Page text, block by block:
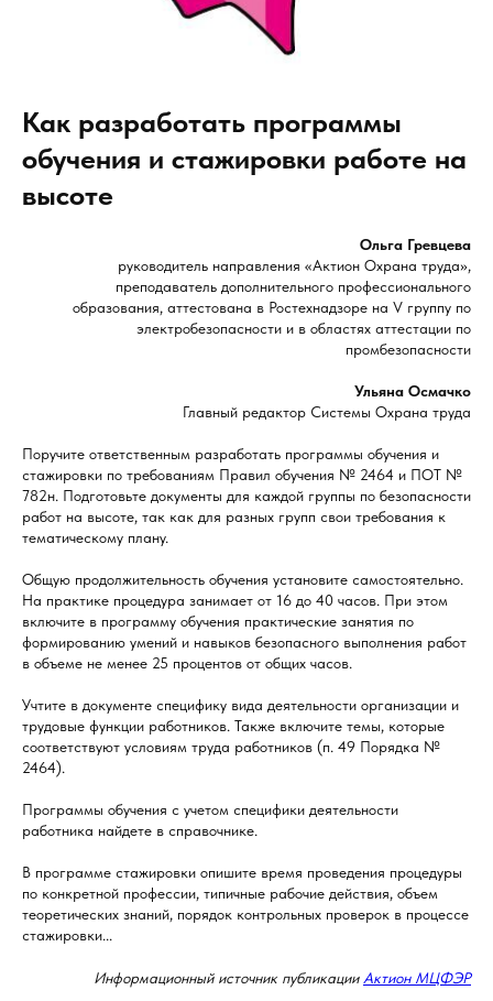
Как разработать программы
обучения и стажировки работе на
высоте
Ольга Гревцева
руководитель направления «Актион Охрана труда»,
преподаватель дополнительного профессионального
образования, аттестована в Ростехнадзоре на V группу по
электробезопасности и в областях аттестации по
промбезопасности
Ульяна Осмачко
Главный редактор Системы Охрана труда
Поручите ответственным разработать программы обучения и
стажировки по требованиям Правил обучения № 2464 и ПОТ №
782н. Подготовьте документы для каждой группы по безопасности
работ на высоте, так как для разных групп свои требования к
тематическому плану.
Общую продолжительность обучения установите самостоятельно.
На практике процедура занимает от 16 до 40 часов. При этом
включите в программу обучения практические занятия по
формированию умений и навыков безопасного выполнения работ
в объеме не менее 25 процентов от общих часов.
Учтите в документе специфику вида деятельности организации и
трудовые функции работников. Также включите темы, которые
соответствуют условиям труда работников (п. 49 Порядка №
2464).
Программы обучения с учетом специфики деятельности
работника найдете в справочнике.
В программе стажировки опишите время проведения процедуры
по конкретной профессии, типичные рабочие действия, объем
теоретических знаний, порядок контрольных проверок в процессе
стажировки...
Информационный источник публикации Актион МЦФЭР